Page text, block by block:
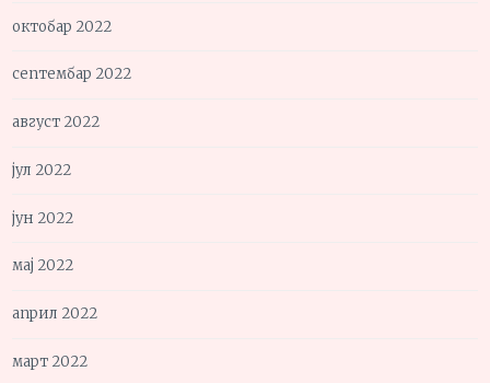
октобар 2022
септембар 2022
август 2022
јул 2022
јун 2022
мај 2022
април 2022
март 2022